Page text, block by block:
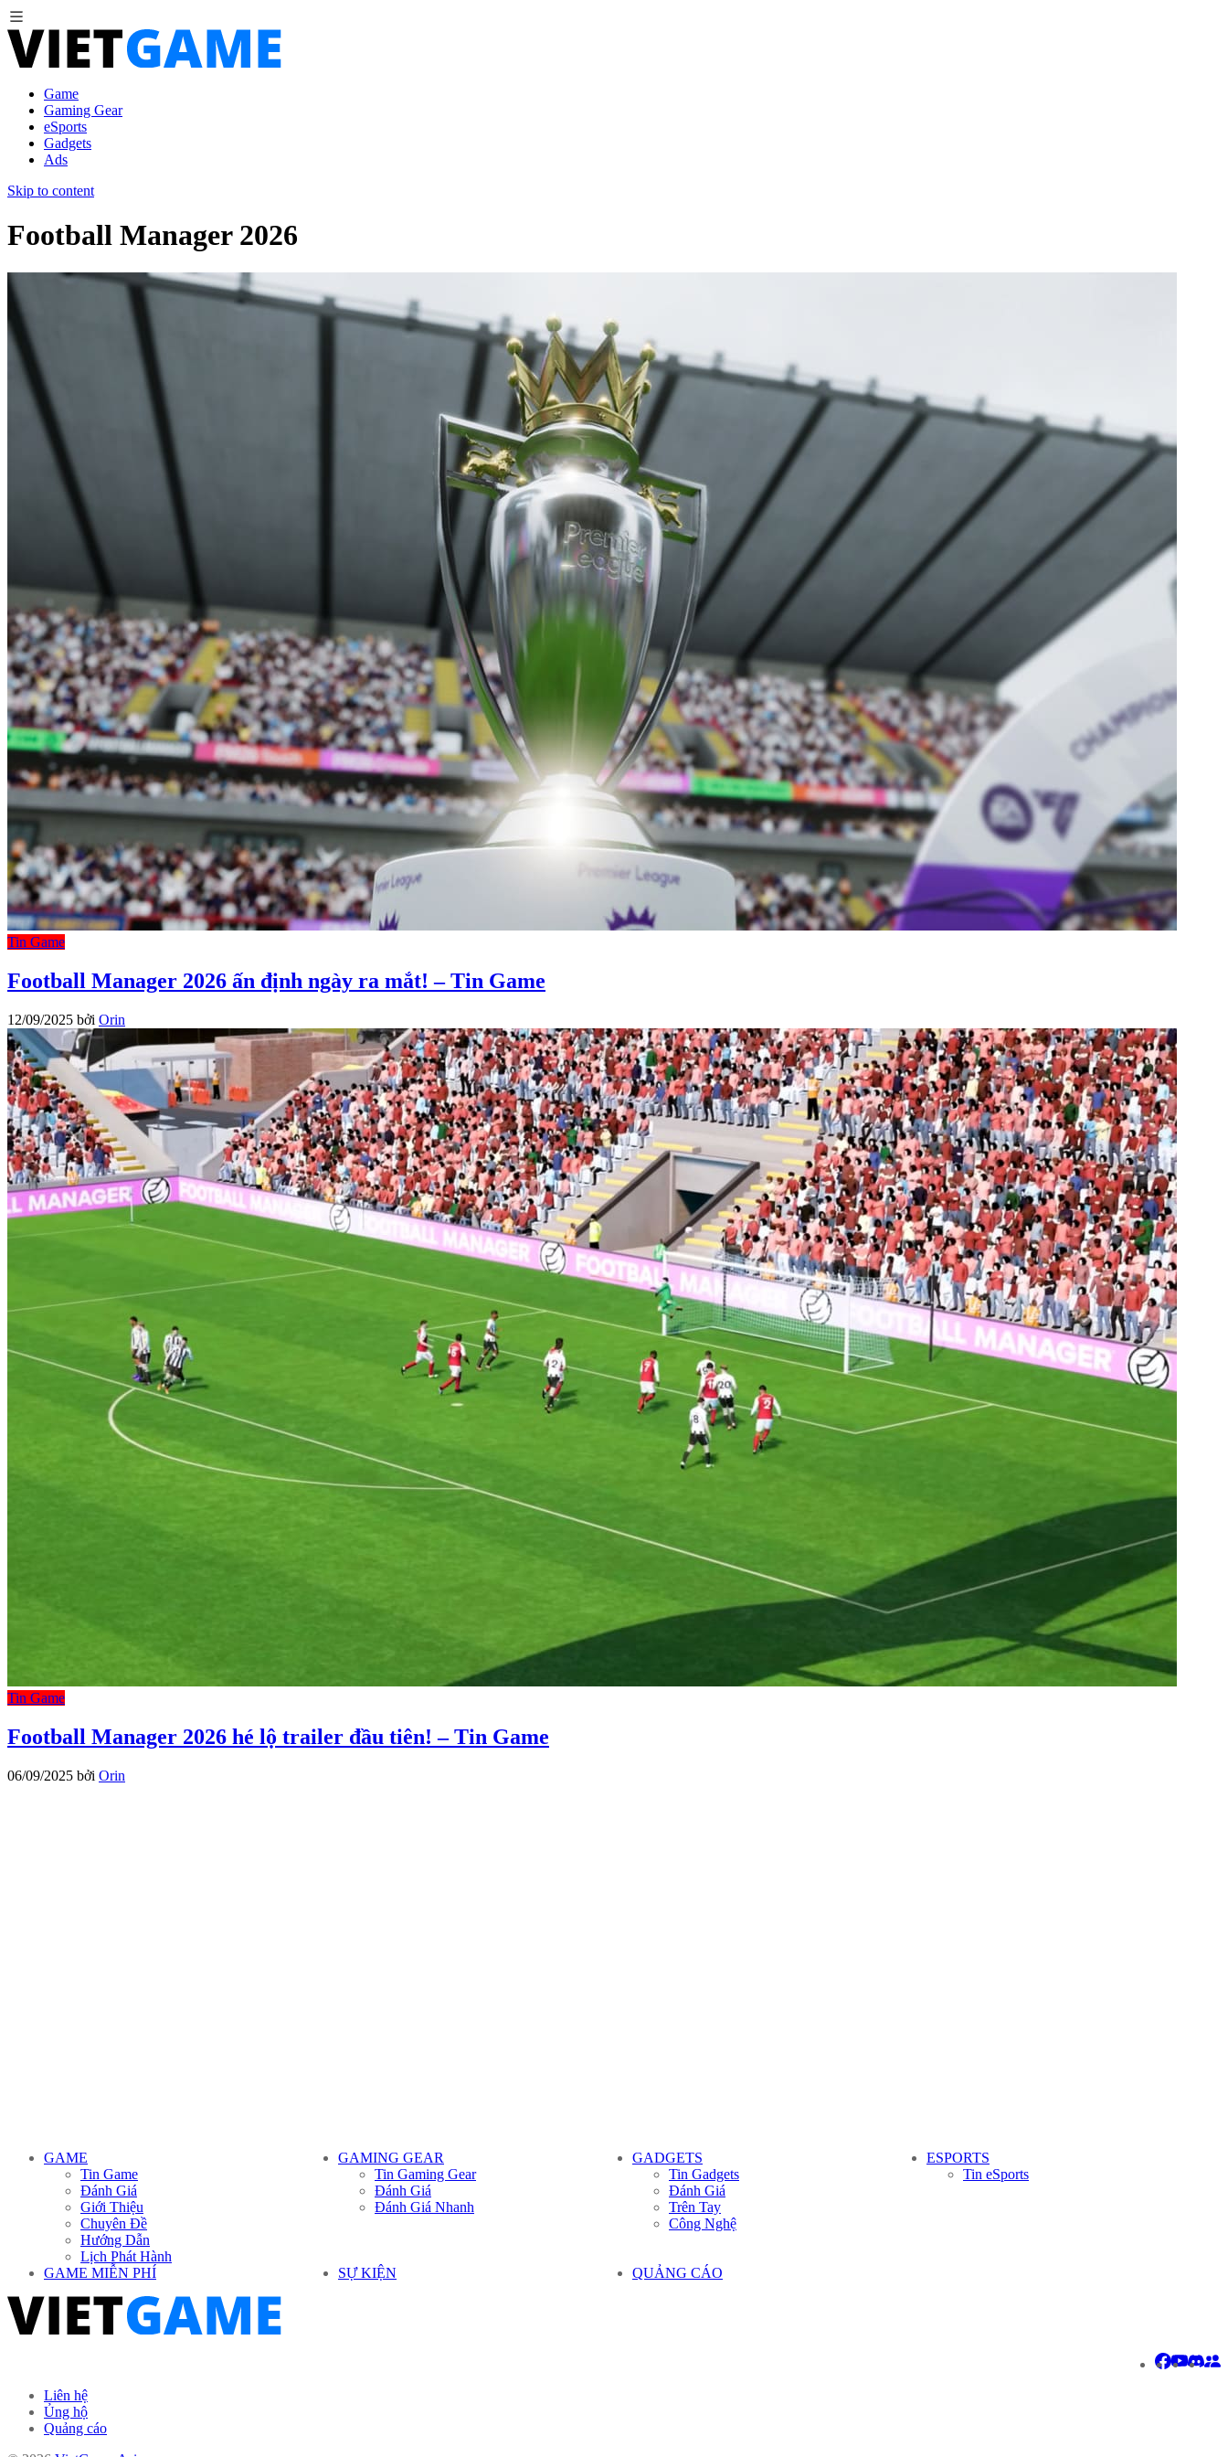
Game
Gaming Gear
eSports
Gadgets
Ads
Skip to content
Football Manager 2026
Tin Game
Football Manager 2026 ấn định ngày ra mắt! – Tin Game
12/09/2025 bởi Orin
Tin Game
Football Manager 2026 hé lộ trailer đầu tiên! – Tin Game
06/09/2025 bởi Orin
GAME
Tin Game
Đánh Giá
Giới Thiệu
Chuyên Đề
Hướng Dẫn
Lịch Phát Hành
GAMING GEAR
Tin Gaming Gear
Đánh Giá
Đánh Giá Nhanh
GADGETS
Tin Gadgets
Đánh Giá
Trên Tay
Công Nghệ
ESPORTS
Tin eSports
GAME MIỄN PHÍ SỰ KIỆN QUẢNG CÁO
Liên hệ
Ủng hộ
Quảng cáo